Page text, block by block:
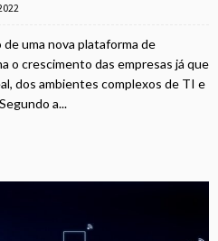
uma nova plataforma de
o crescimento das empresas já que
dos ambientes complexos de TI e
a...